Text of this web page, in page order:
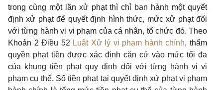
trong cùng một lần xử phạt thì chỉ ban hành một quyết
định xử phạt để quyết định hình thức, mức xử phạt đối
với từng hành vi vi phạm của cá nhân, tổ chức đó. Theo
Khoản 2 Điều 52 Luật Xử lý vi phạm hành chính, thẩm
quyền phạt tiền được xác định căn cứ vào mức tối đa
của khung tiền phạt quy định đối với từng hành vi vi
phạm cụ thể. Số tiền phạt tại quyết định xử phạt vi phạm